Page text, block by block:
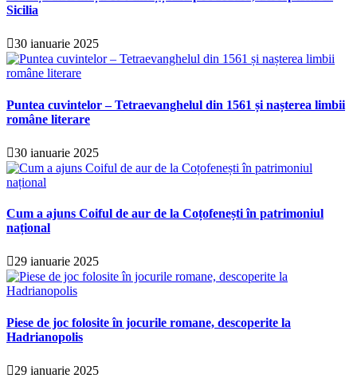
Sicilia
30 ianuarie 2025
Puntea cuvintelor – Tetraevanghelul din 1561 și nașterea limbii
române literare
30 ianuarie 2025
Cum a ajuns Coiful de aur de la Coțofenești în patrimoniul
național
29 ianuarie 2025
Piese de joc folosite în jocurile romane, descoperite la
Hadrianopolis
29 ianuarie 2025